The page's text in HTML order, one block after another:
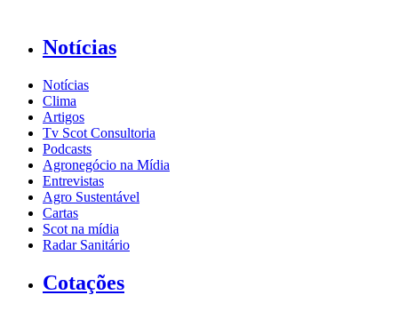
Notícias
Notícias
Clima
Artigos
Tv Scot Consultoria
Podcasts
Agronegócio na Mídia
Entrevistas
Agro Sustentável
Cartas
Scot na mídia
Radar Sanitário
Cotações